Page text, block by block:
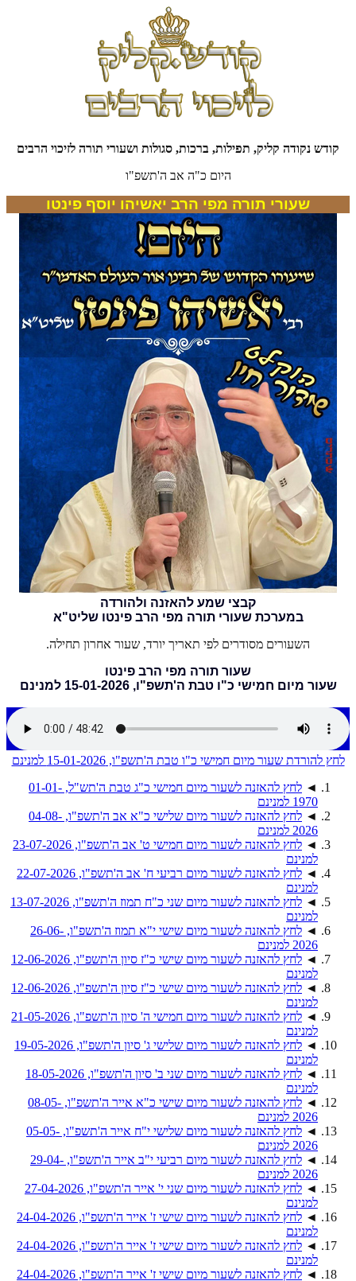
קודש נקודה קליק, תפילות, ברכות, סגולות ושעורי תורה לזיכוי הרבים
היום כ"ה אב ה'תשפ"ו
שעורי תורה מפי הרב יאשיהו יוסף פינטו
קבצי שמע להאזנה ולהורדה
במערכת שעורי תורה מפי הרב פינטו שליט"א
השעורים מסודרים לפי תאריך יורד, שעור אחרון תחילה.
שעור תורה מפי הרב פינטו
שעור מיום חמישי כ"ו טבת ה'תשפ"ו, 15-01-2026 למנינם
לחץ להורדת שעור מיום חמישי כ"ו טבת ה'תשפ"ו, 15-01-2026 למנינם
◄
לחץ להאזנה לשעור מיום חמישי כ"ג טבת ה'תש"ל, 01-01-
1970 למנינם
◄
לחץ להאזנה לשעור מיום שלישי כ"א אב ה'תשפ"ו, 04-08-
2026 למנינם
◄
לחץ להאזנה לשעור מיום חמישי ט' אב ה'תשפ"ו, 23-07-2026
למנינם
◄
לחץ להאזנה לשעור מיום רביעי ח' אב ה'תשפ"ו, 22-07-2026
למנינם
◄
לחץ להאזנה לשעור מיום שני כ"ח תמוז ה'תשפ"ו, 13-07-2026
למנינם
◄
לחץ להאזנה לשעור מיום שישי י"א תמוז ה'תשפ"ו, 26-06-
2026 למנינם
◄
לחץ להאזנה לשעור מיום שישי כ"ז סיון ה'תשפ"ו, 12-06-2026
למנינם
◄
לחץ להאזנה לשעור מיום שישי כ"ז סיון ה'תשפ"ו, 12-06-2026
למנינם
◄
לחץ להאזנה לשעור מיום חמישי ה' סיון ה'תשפ"ו, 21-05-2026
למנינם
◄
לחץ להאזנה לשעור מיום שלישי ג' סיון ה'תשפ"ו, 19-05-2026
למנינם
◄
לחץ להאזנה לשעור מיום שני ב' סיון ה'תשפ"ו, 18-05-2026
למנינם
◄
לחץ להאזנה לשעור מיום שישי כ"א אייר ה'תשפ"ו, 08-05-
2026 למנינם
◄
לחץ להאזנה לשעור מיום שלישי י"ח אייר ה'תשפ"ו, 05-05-
2026 למנינם
◄
לחץ להאזנה לשעור מיום רביעי י"ב אייר ה'תשפ"ו, 29-04-
2026 למנינם
◄
לחץ להאזנה לשעור מיום שני י' אייר ה'תשפ"ו, 27-04-2026
למנינם
◄
לחץ להאזנה לשעור מיום שישי ז' אייר ה'תשפ"ו, 24-04-2026
למנינם
◄
לחץ להאזנה לשעור מיום שישי ז' אייר ה'תשפ"ו, 24-04-2026
למנינם
◄
לחץ להאזנה לשעור מיום שישי ז' אייר ה'תשפ"ו, 24-04-2026